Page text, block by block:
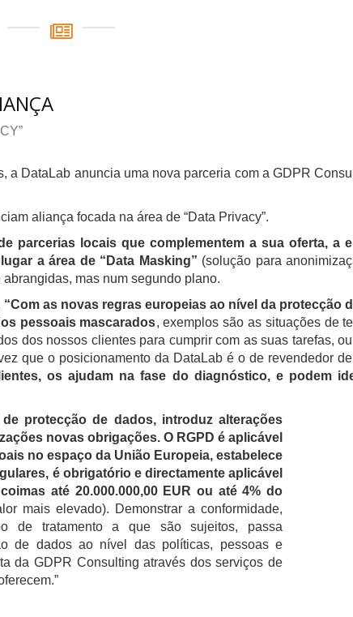
DataLab anuncia uma nova parceria com a GDPR
aliança focada na área de “Data Privacy”.
parcerias locais que complementem a sua oferta, a
a área de “Data Masking” (solução para
mas num segundo plano.
“Com as novas regras europeias ao nível da protecção
pessoais mascarados, exemplos são as situações de
dos nossos clientes para cumprir com as suas tarefas,
que o posicionamento da DataLab é o de revendedor
os ajudam na fase do diagnóstico, e podem
protecção de dados, introduz alterações
novas obrigações. O RGPD é aplicável
no espaço da União Europeia, estabelece
é obrigatório e directamente aplicável
até 20.000.000,00 EUR ou até 4% do
mais elevado). Demonstrar a conformidade,
de tratamento a que são sujeitos, passa
de dados ao nível das políticas, pessoas e
da GDPR Consulting através dos serviços de